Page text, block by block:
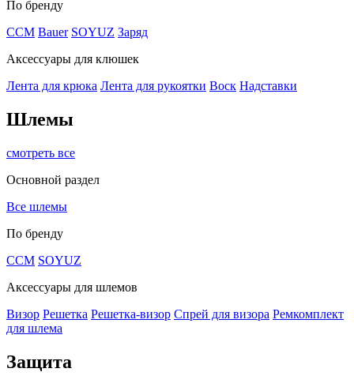
По бренду
CCM Bauer SOYUZ Заряд
Аксессуары для клюшек
Лента для крюка Лента для рукоятки Воск Надставки
Шлемы
смотреть все
Основной раздел
Все шлемы
По бренду
CCM SOYUZ
Аксессуары для шлемов
Визор Решетка Решетка-визор Спрей для визора Ремкомплект
для шлема
Защита